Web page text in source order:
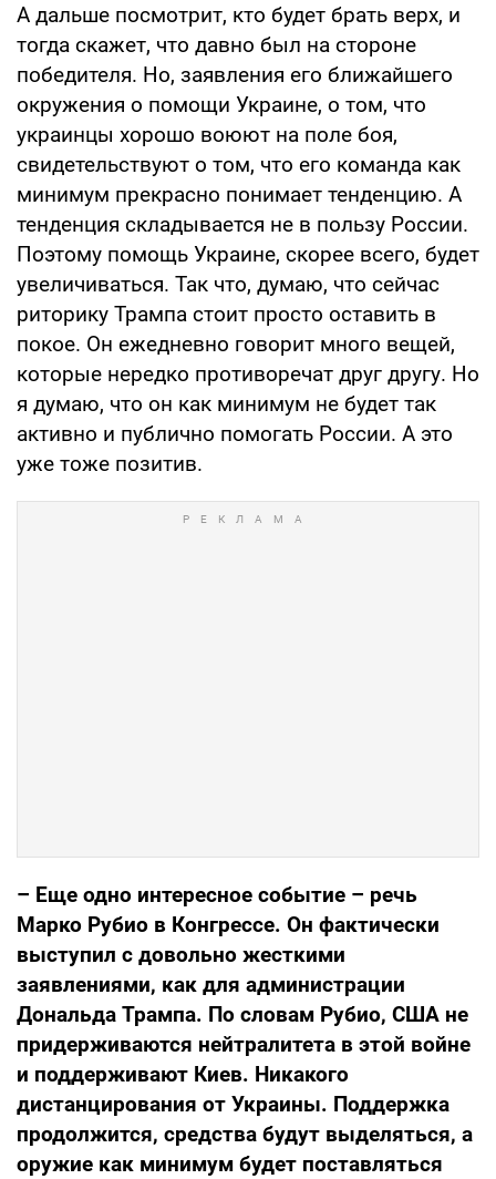
А дальше посмотрит, кто будет брать верх, и
тогда скажет, что давно был на стороне
победителя. Но, заявления его ближайшего
окружения о помощи Украине, о том, что
украинцы хорошо воюют на поле боя,
свидетельствуют о том, что его команда как
минимум прекрасно понимает тенденцию. А
тенденция складывается не в пользу России.
Поэтому помощь Украине, скорее всего, будет
увеличиваться. Так что, думаю, что сейчас
риторику Трампа стоит просто оставить в
покое. Он ежедневно говорит много вещей,
которые нередко противоречат друг другу. Но
я думаю, что он как минимум не будет так
активно и публично помогать России. А это
уже тоже позитив.
– Еще одно интересное событие – речь
Марко Рубио в Конгрессе. Он фактически
выступил с довольно жесткими
заявлениями, как для администрации
Дональда Трампа. По словам Рубио, США не
придерживаются нейтралитета в этой войне
и поддерживают Киев. Никакого
дистанцирования от Украины. Поддержка
продолжится, средства будут выделяться, а
оружие как минимум будет поставляться